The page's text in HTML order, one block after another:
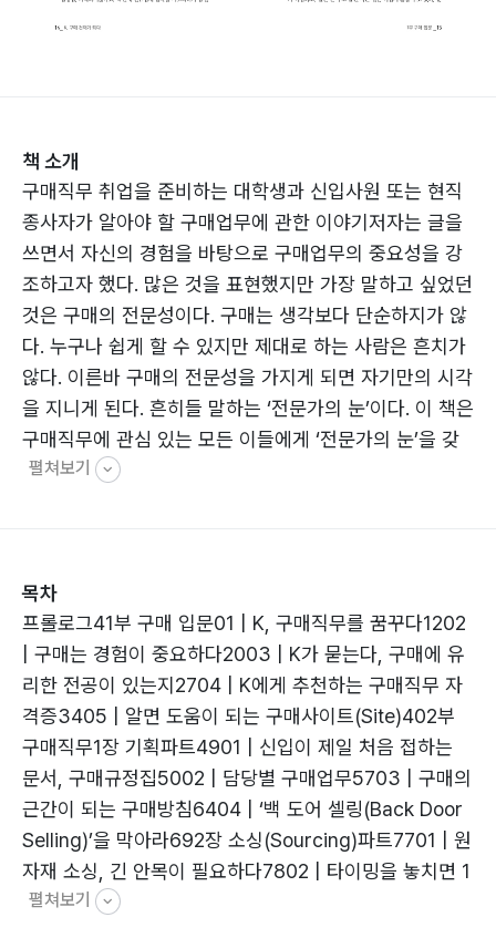
책 소개
구매직무 취업을 준비하는 대학생과 신입사원 또는 현직
종사자가 알아야 할 구매업무에 관한 이야기저자는 글을
쓰면서 자신의 경험을 바탕으로 구매업무의 중요성을 강
조하고자 했다. 많은 것을 표현했지만 가장 말하고 싶었던
것은 구매의 전문성이다. 구매는 생각보다 단순하지가 않
다. 누구나 쉽게 할 수 있지만 제대로 하는 사람은 흔치가
않다. 이른바 구매의 전문성을 가지게 되면 자기만의 시각
을 지니게 된다. 흔히들 말하는 ‘전문가의 눈’이다. 이 책은
구매직무에 관심 있는 모든 이들에게 ‘전문가의 눈’을 갖
게 하는 좋은 지침서가 될 것이다.
펼쳐보기
목차
프롤로그41부 구매 입문01 | K, 구매직무를 꿈꾸다1202
| 구매는 경험이 중요하다2003 | K가 묻는다, 구매에 유
리한 전공이 있는지2704 | K에게 추천하는 구매직무 자
격증3405 | 알면 도움이 되는 구매사이트(Site)402부
구매직무1장 기획파트4901 | 신입이 제일 처음 접하는
문서, 구매규정집5002 | 담당별 구매업무5703 | 구매의
근간이 되는 구매방침6404 | ‘백 도어 셀링(Back Door
Selling)’을 막아라692장 소싱(Sourcing)파트7701 | 원
자재 소싱, 긴 안목이 필요하다7802 | 타이밍을 놓치면 1
년 내내 고생이다8603 | 춤추는 공급계획, 부품소싱은
펼쳐보기